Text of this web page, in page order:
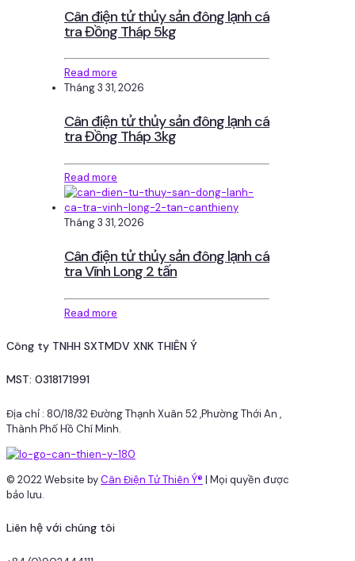
Cân điện tử thủy sản đông lạnh cá
tra Đồng Tháp 5kg
Read more
Tháng 3 31, 2026
Cân điện tử thủy sản đông lạnh cá
tra Đồng Tháp 3kg
Read more
Tháng 3 31, 2026
Cân điện tử thủy sản đông lạnh cá
tra Vĩnh Long 2 tấn
Read more
Công ty TNHH SXTMDV XNK THIÊN Ý
MST: 0318171991
Địa chỉ : 80/18/32 Đường Thạnh Xuân 52 ,Phường Thới An ,
Thành Phố Hồ Chí Minh.
© 2022 Website byCân Điện Tử Thiên Ý® | Mọi quyền được
bảo lưu.
Liên hệ với chúng tôi